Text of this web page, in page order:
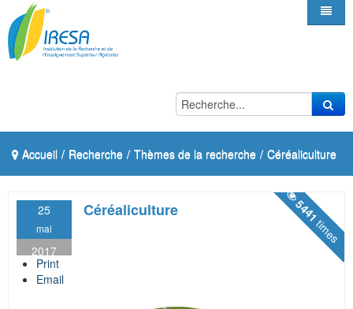
Accueil / Recherche / Thèmes de la recherche / Céréaliculture
25
mai
2017
Céréaliculture 5441
times
Print
Email